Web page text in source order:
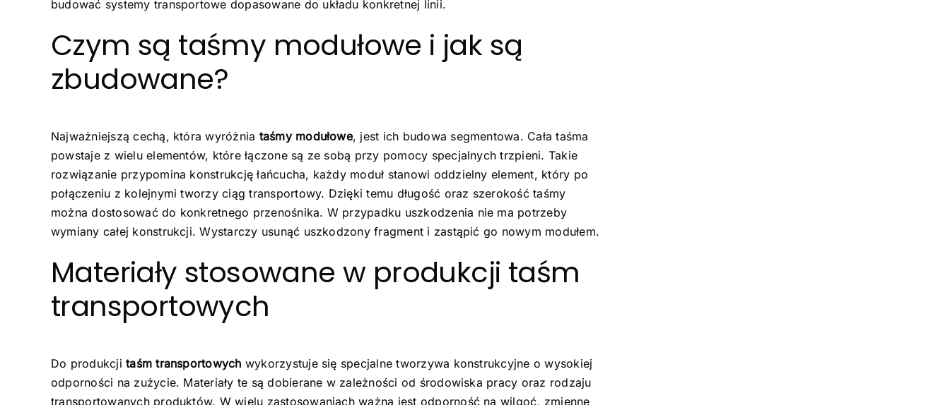
budować systemy transportowe dopasowane do układu konkretnej linii.
Czym są taśmy modułowe i jak są
zbudowane?
Najważniejszą cechą, która wyróżnia taśmy modułowe, jest ich budowa segmentowa. Cała taśma
powstaje z wielu elementów, które łączone są ze sobą przy pomocy specjalnych trzpieni. Takie
rozwiązanie przypomina konstrukcję łańcucha, każdy moduł stanowi oddzielny element, który po
połączeniu z kolejnymi tworzy ciąg transportowy. Dzięki temu długość oraz szerokość taśmy
można dostosować do konkretnego przenośnika. W przypadku uszkodzenia nie ma potrzeby
wymiany całej konstrukcji. Wystarczy usunąć uszkodzony fragment i zastąpić go nowym modułem.
Materiały stosowane w produkcji taśm
transportowych
Do produkcjitaśm transportowych wykorzystuje się specjalne tworzywa konstrukcyjne o wysokiej
odporności na zużycie. Materiały te są dobierane w zależności od środowiska pracy oraz rodzaju
transportowanych produktów. W wielu zastosowaniach ważna jest odporność na wilgoć, zmienne